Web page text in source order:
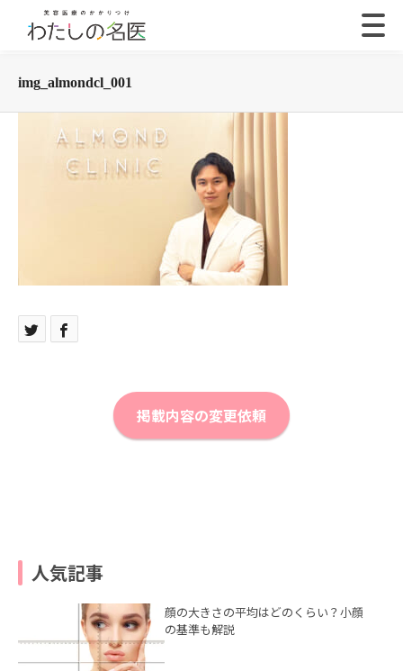
img_almondcl_001
掲載内容の変更依頼
人気記事
顔の大きさの平均はどのくらい？小顔
の基準も解説